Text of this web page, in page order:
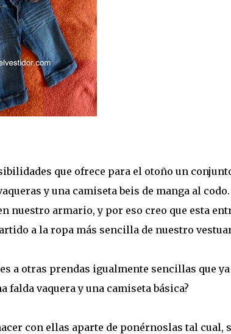
que ofrece para el otoño un
y una camiseta beis de manga al codo.
nuestro armario, y por eso creo que esta
a la ropa más sencilla de nuestro
a otras prendas igualmente sencillas que ya
falda vaquera y una camiseta básica?
con ellas aparte de ponérnoslas tal cual,